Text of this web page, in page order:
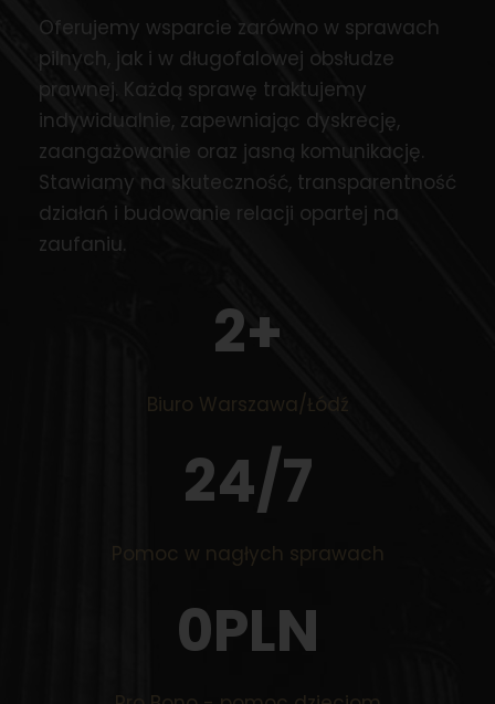
Oferujemy wsparcie zarówno w sprawach
pilnych, jak i w długofalowej obsłudze
prawnej. Każdą sprawę traktujemy
indywidualnie, zapewniając dyskrecję,
zaangażowanie oraz jasną komunikację.
Stawiamy na skuteczność, transparentność
działań i budowanie relacji opartej na
zaufaniu.
2+
Biuro Warszawa/Łódź
24/7
Pomoc w nagłych sprawach
0PLN